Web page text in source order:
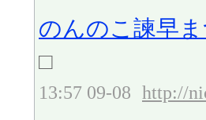
のんのこ諫早
□
13:57 09-08 http://